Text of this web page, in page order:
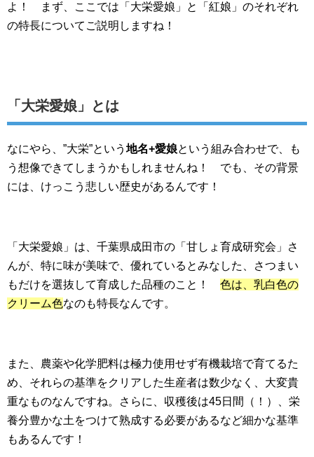
よ！ まず、ここでは「大栄愛娘」と「紅娘」のそれぞれ
の特長についてご説明しますね！
「大栄愛娘」とは
なにやら、”大栄”という 地名+愛娘という組み合わせで、も
う想像できてしまうかもしれませんね！ でも、その背景
には、けっこう悲しい歴史があるんです！
「大栄愛娘」は、千葉県成田市の「甘しょ育成研究会」さ
んが、特に味が美味で、優れているとみなした、さつまい
もだけを選抜して育成した品種のこと！ 色は、乳白色の
クリーム色なのも特長なんです。
また、農薬や化学肥料は極力使用せず有機栽培で育てるた
め、それらの基準をクリアした生産者は数少なく、大変貴
重なものなんですね。さらに、収穫後は45日間（！）、栄
養分豊かな土をつけて熟成する必要があるなど細かな基準
もあるんです！